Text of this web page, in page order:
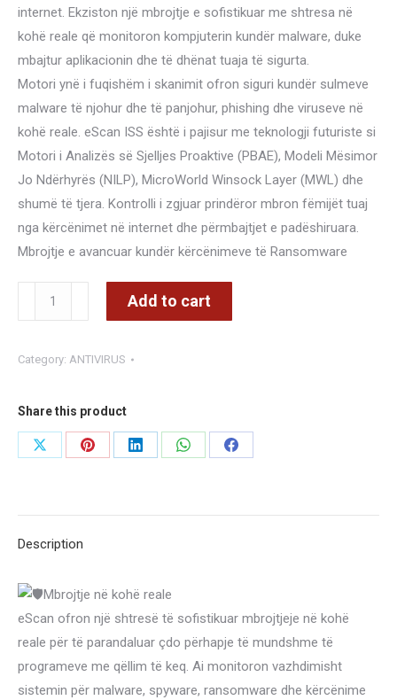
internet. Ekziston një mbrojtje e sofistikuar me shtresa në
kohë reale që monitoron kompjuterin kundër malware, duke
mbajtur aplikacionin dhe të dhënat tuaja të sigurta.
Motori ynë i fuqishëm i skanimit ofron siguri kundër sulmeve
malware të njohur dhe të panjohur, phishing dhe viruseve në
kohë reale. eScan ISS është i pajisur me teknologji futuriste si
Motori i Analizës së Sjelljes Proaktive (PBAE), Modeli Mësimor
Jo Ndërhyrës (NILP), MicroWorld Winsock Layer (MWL) dhe
shumë të tjera. Kontrolli i zgjuar prindëror mbron fëmijët tuaj
nga kërcënimet në internet dhe përmbajtjet e padëshiruara.
Mbrojtje e avancuar kundër kërcënimeve të Ransomware
ANTIVIRUS
eScan
Security
-
v22
(Cyber
Add to cart
Category: ANTIVIRUS
Share this product
Share
Share
Share
Share
Share
Description
Mbrojtje në kohë reale
eScan ofron një shtresë të sofistikuar mbrojtjeje në kohë
reale për të parandaluar çdo përhapje të mundshme të
programeve me qëllim të keq. Ai monitoron vazhdimisht
sistemin për malware, spyware, ransomware dhe kërcënime